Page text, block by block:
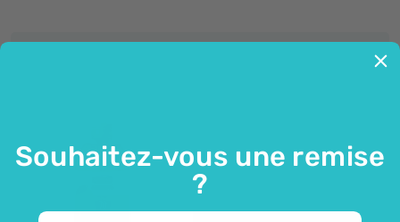
Souhaitez-vous une remise
?